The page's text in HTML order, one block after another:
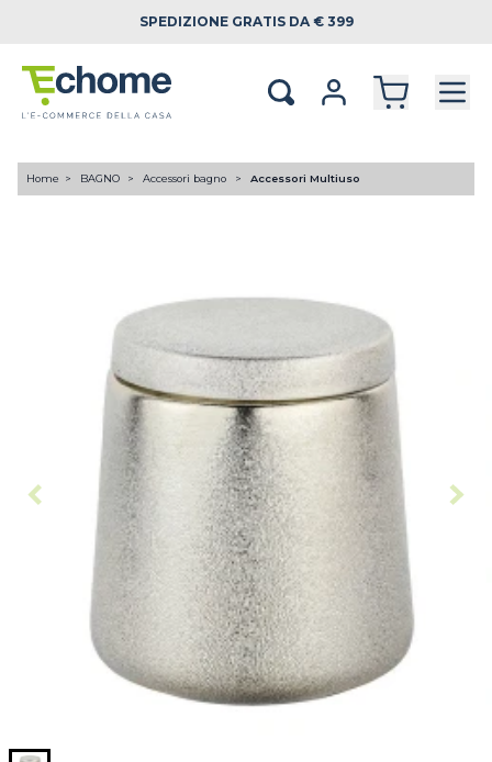
SPEDIZIONE GRATIS DA € 399
Home BAGNO Accessori bagno Accessori Multiuso